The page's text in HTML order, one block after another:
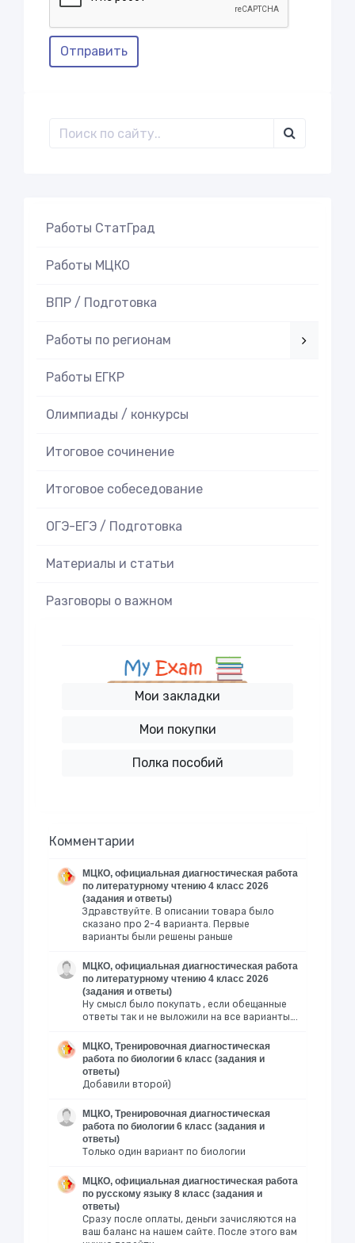
Отправить
Работы СтатГрад
Работы МЦКО
ВПР / Подготовка
Работы по регионам
Работы ЕГКР
Олимпиады / конкурсы
Итоговое cочинение
Итоговое cобеседование
ОГЭ-ЕГЭ / Подготовка
Материалы и статьи
Разговоры о важном
Мои закладки
Мои покупки
Полка пособий
Комментарии
МЦКО, официальная диагностическая работа
по литературному чтению 4 класс 2026
(задания и ответы)
Здравствуйте. В описании товара было
сказано про 2-4 варианта. Первые
варианты были решены раньше
МЦКО, официальная диагностическая работа
по литературному чтению 4 класс 2026
(задания и ответы)
Ну смысл было покупать , если обещанные
ответы так и не выложили на все варианты….
МЦКО, Тренировочная диагностическая
работа по биологии 6 класс (задания и
ответы)
Добавили второй)
МЦКО, Тренировочная диагностическая
работа по биологии 6 класс (задания и
ответы)
Только один вариант по биологии
МЦКО, официальная диагностическая работа
по русскому языку 8 класс (задания и
ответы)
Сразу после оплаты, деньги зачисляются на
ваш баланс на нашем сайте. После этого вам